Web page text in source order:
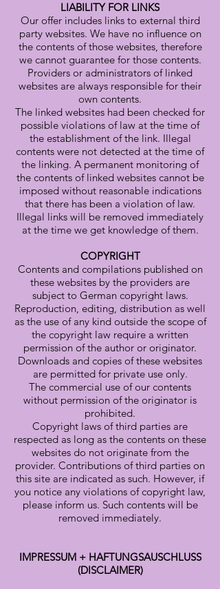
LIABILITY FOR LINKS
Our offer includes links to external third
party websites. We have no influence on
the contents of those websites, therefore
we cannot guarantee for those contents.
Providers or administrators of linked
websites are always responsible for their
own contents.
The linked websites had been checked for
possible violations of law at the time of
the establishment of the link. Illegal
contents were not detected at the time of
the linking. A permanent monitoring of
the contents of linked websites cannot be
imposed without reasonable indications
that there has been a violation of law.
Illegal links will be removed immediately
at the time we get knowledge of them.
COPYRIGHT
Contents and compilations published on
these websites by the providers are
subject to German copyright laws.
Reproduction, editing, distribution as well
as the use of any kind outside the scope of
the copyright law require a written
permission of the author or originator.
Downloads and copies of these websites
are permitted for private use only.
The commercial use of our contents
without permission of the originator is
prohibited.
Copyright laws of third parties are
respected as long as the contents on these
websites do not originate from the
provider. Contributions of third parties on
this site are indicated as such. However, if
you notice any violations of copyright law,
please inform us. Such contents will be
removed immediately.
IMPRESSUM + HAFTUNGSAUSCHLUSS
(DISCLAIMER)